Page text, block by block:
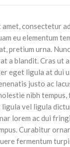
amet, consectetur
eu elementum
pretium urna.
a blandit. Cras ut
eget ligula at dui
justo ac
nibh
vel ligula
lorem ac dui
Curabitur
fermentum